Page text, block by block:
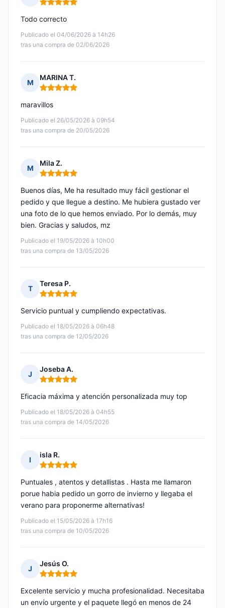
Nota: 5 de 5
Publicado el 04/06/2026 à 14h26
tras una compra de 02/06/2026
Todo correcto
M
MARINA T.
Nota: 5 de 5
Publicado el 26/05/2026 à 09h54
tras una compra de 20/05/2026
maravillos
M
Mila Z.
Nota: 5 de 5
Publicado el 19/05/2026 à 10h00
tras una compra de 13/05/2026
Buenos días, Me ha resultado muy fácil gestionar el
pedido y que llegue a destino. Me hubiera gustado ver
una foto de lo que hemos enviado. Por lo demás, muy
bien. Gracias y saludos, mz
T
Teresa P.
Nota: 5 de 5
Publicado el 18/05/2026 à 06h48
tras una compra de 12/05/2026
Servicio puntual y cumpliendo expectativas.
J
Joseba A.
Nota: 5 de 5
Publicado el 18/05/2026 à 04h55
tras una compra de 14/05/2026
Eficacia máxima y atención personalizada muy top
I
isla R.
Nota: 5 de 5
Publicado el 15/05/2026 à 17h16
tras una compra de 10/05/2026
Puntuales , atentos y detallistas . Hasta me llamaron
porue habia pedido un gorro de invierno y llegaba el
verano para proponerme alternativas!
J
Jesús O.
Nota: 5 de 5
Excelente servicio y mucha profesionalidad. Necesitaba
un envío urgente y el paquete llegó en menos de 24